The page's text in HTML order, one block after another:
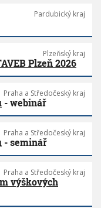
Pardubický kraj
Plzeňský kraj
Plzeň 2026
Praha a Středočeský kraj
- webinář
Praha a Středočeský kraj
- seminář
Praha a Středočeský kraj
výškových